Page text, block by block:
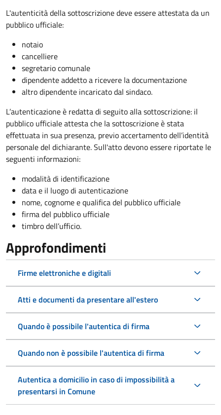
L'autenticità della sottoscrizione deve essere attestata da un
pubblico ufficiale:
notaio
cancelliere
segretario comunale
dipendente addetto a ricevere la documentazione
altro dipendente incaricato dal sindaco.
L’autenticazione è redatta di seguito alla sottoscrizione: il
pubblico ufficiale attesta che la sottoscrizione è stata
effettuata in sua presenza, previo accertamento dell’identità
personale del dichiarante. Sull'atto devono essere riportate le
seguenti informazioni:
modalità di identificazione
data e il luogo di autenticazione
nome, cognome e qualifica del pubblico ufficiale
firma del pubblico ufficiale
timbro dell’ufficio.
Approfondimenti
Firme elettroniche e digitali
Atti e documenti da presentare all'estero
Quando è possibile l'autentica di firma
Quando non è possibile l'autentica di firma
Autentica a domicilio in caso di impossibilità a
presentarsi in Comune